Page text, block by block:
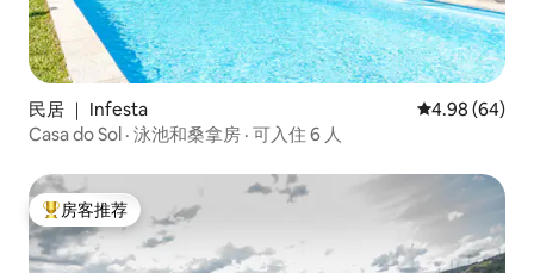
民居 ｜ Infesta 平均评分 4.98
4.98 (64)
Casa do Sol · 泳池和桑拿房 · 可入住 6 人
热门「房客推荐」
房客推荐